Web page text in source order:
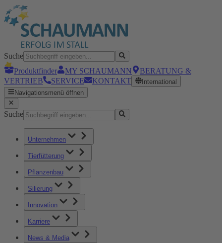
Suche
Produktfinder
MY SCHAUMANN
BERATUNG &
VERTRIEB
SERVICE KONTAKT
International
Navigationsmenü öffnen
Suche
Unternehmen
Tierfütterung
Pflanzenbau
Silierung
Innovation
Karriere
News & Media